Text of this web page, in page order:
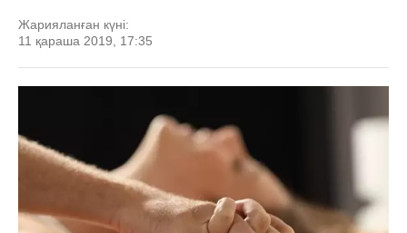
Жарияланған күні:
11 қараша 2019, 17:35